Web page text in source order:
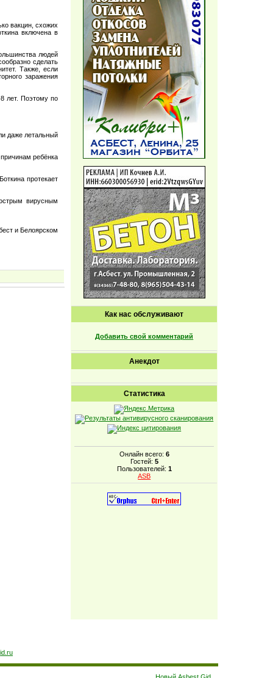
вакцин, схожих
включена в
людей
сделать
Также, если
заражения
лет. Поэтому по
даже летальный
ребёнка
протекает
вирусным
и Белоярском
Как нас обслуживают
Добавить свой комментарий
Анекдот
Статистика
Онлайн всего: 6
Гостей: 5
Пользователей: 1
ASB